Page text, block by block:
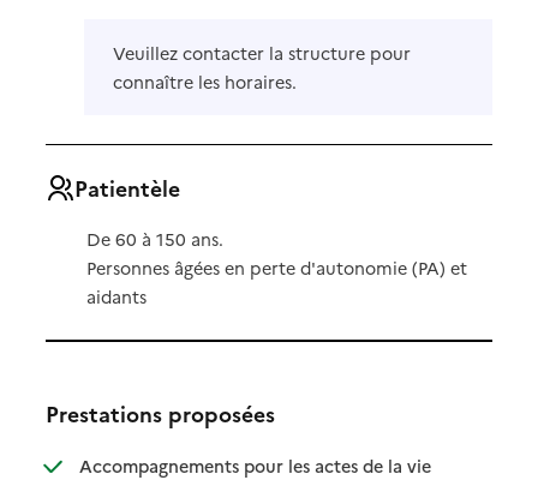
Veuillez contacter la structure pour
connaître les horaires.
Patientèle
De 60 à 150 ans.
Personnes âgées en perte d'autonomie (PA) et
aidants
Prestations proposées
Accompagnements pour les actes de la vie